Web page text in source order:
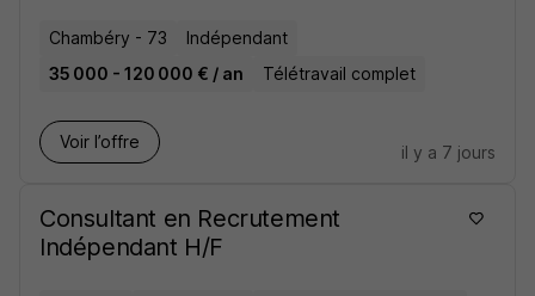
Chambéry - 73
Indépendant
35 000 - 120 000 € / an
Télétravail complet
Voir l’offre
il y a 7 jours
Consultant en Recrutement
Indépendant H/F